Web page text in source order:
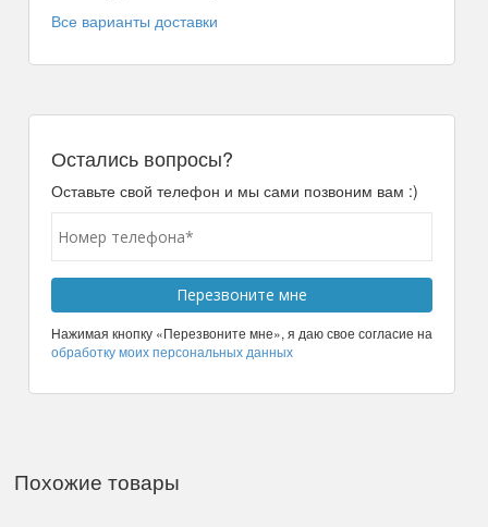
Все варианты доставки
Остались вопросы?
Оставьте свой телефон и мы сами позвоним вам :)
Нажимая кнопку «Перезвоните мне», я даю свое согласие на
обработку моих персональных данных
Похожие товары